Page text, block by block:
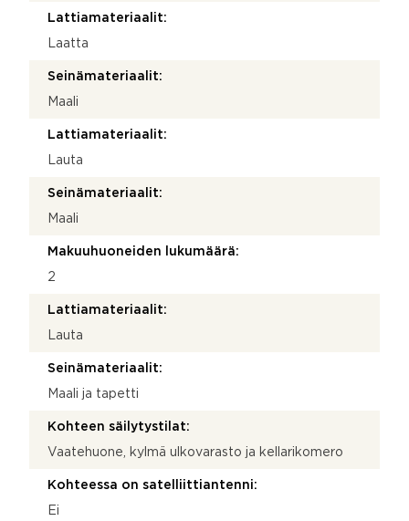
Lattiamateriaalit:
Laatta
Seinämateriaalit:
Maali
Lattiamateriaalit:
Lauta
Seinämateriaalit:
Maali
Makuuhuoneiden lukumäärä:
2
Lattiamateriaalit:
Lauta
Seinämateriaalit:
Maali ja tapetti
Kohteen säilytystilat:
Vaatehuone, kylmä ulkovarasto ja kellarikomero
Kohteessa on satelliittiantenni:
Ei